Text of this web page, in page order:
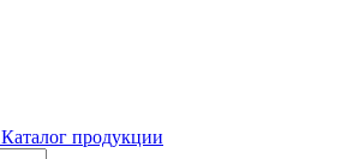
Каталог продукции